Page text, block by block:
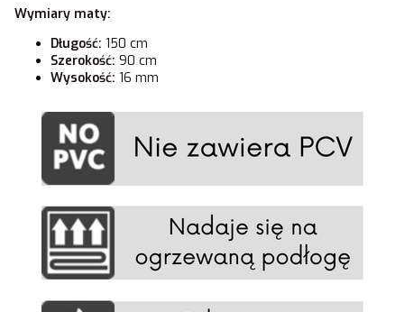
Wymiary maty:
Długość: 150 cm
Szerokość: 90 cm
Wysokość: 16 mm